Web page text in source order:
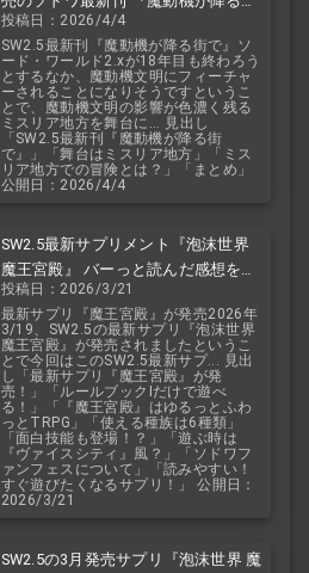
で』 紹介・予想・考察！
投稿日：2026/4/4
SW2.5最新刊『魔動機が降る街で』ソ
ード・ワールド2.xが18年目も終わろう
とするなか、魔動機文明にフィーチャ
ーされることになりそうですというこ
とで、魔動機文明の影響が色濃く残る
ミスリア地方を舞台に... 見出し
「SW2.5最新刊『魔動機が降る街
で』」「舞台はミスリア地方」「ミス
リア地方での冒険とは？」「まとめ」
公開日：2026/4/4
SW2.5最新サプリメント『泡沫世界
魔王宮殿』 バーっと読んだ感想を交
えて紹介します！！
投稿日：2026/3/21
最新サプリ『魔王宮殿』が発売2026年
3/19、SW2.5の最新サプリ『泡沫世界
魔王宮殿』が発売されましたというこ
とで今回はこのSW2.5最新サプ... 見出
し「最新サプリ『魔王宮殿』が発
売！」「ルールブックIだけで遊べ
る！」「『魔王宮殿』はゆるっとふわ
っとTRPG」「使える種族は6種類」
「面白技能も登場！？」「遊ぶ時は
『ヴァイスシティ』風？」「ソドワフ
ァンフェスについて」「読みやすい！
すぐ遊びたくなるサプリ！」 公開日：
2026/3/21
SW2.5の3月発売サプリ『泡沫世界 魔